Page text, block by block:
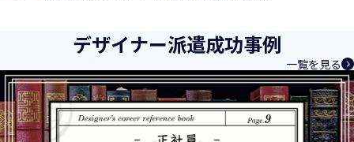
デザイナー派遣成功事例
一覧を見る